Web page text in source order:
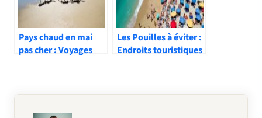
Pays chaud en mai
pas cher : Voyages
Les Pouilles à éviter :
Endroits touristiques